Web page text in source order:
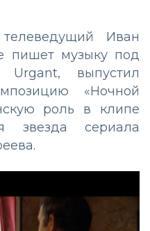
Иван
пишет музыку под
Urgant, выпустил
«Ночной
роль в клипе
звезда сериала